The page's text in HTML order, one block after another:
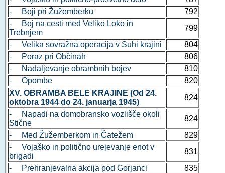
- Boji pri Žužemberku
792
- Boj na cesti med Veliko Loko in
Trebnjem
799
- Velika sovražna operacija v Suhi krajini
804
- Poraz pri Občinah
806
- Nadaljevanje obrambnih bojev
810
- Opombe
820
XV. OBRAMBA BELE KRAJINE (Od 24.
oktobra 1944 do 24. januarja 1945)
824
- Napadi na domobransko vozlišče okoli
Stične
824
- Med Žužemberkom in Čatežem
829
- Vojaško in politično urejevanje enot v
brigadi
831
- Prehranjevalna akcija pod Gorjanci
835